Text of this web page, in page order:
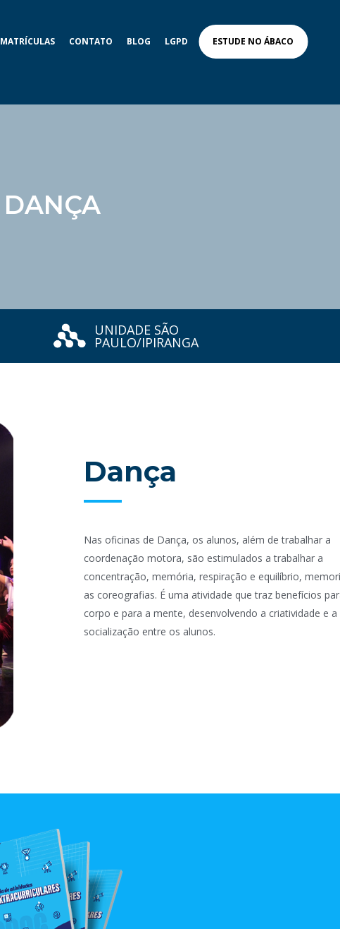
MATRÍCULAS CONTATO BLOG LGPD ESTUDE NO ÁBACO
DANÇA
UNIDADE SÃO
PAULO/IPIRANGA
Dança
Nas oficinas de Dança, os alunos, além de trabalhar a
coordenação motora, são estimulados a trabalhar a
concentração, memória, respiração e equilíbrio,
as coreografias. É uma atividade que traz benefícios
corpo e para a mente, desenvolvendo a criatividade e a
socialização entre os alunos.